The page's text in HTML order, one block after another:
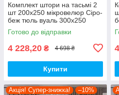
Комплект штори на тасьмі 2
шт 200х250 мікровелюр Сіро-
беж тюль вуаль 300х250
Білий
Готово до відправки
4 228,20 ₴ 4 698 ₴
Купити
Акція! Супер-знижка! –10%